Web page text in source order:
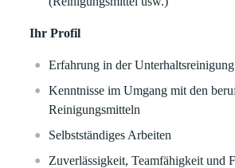
Ihr Profil
Erfahrung in der
Kenntnisse im Umgang mit den
Reinigungsmitteln
Selbstständiges Arbeiten
Zuverlässigkeit, Teamfähigkeit und